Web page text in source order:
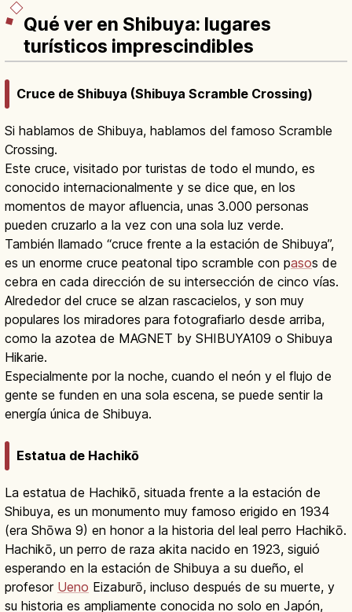
Qué ver en Shibuya: lugares
turísticos imprescindibles
Cruce de Shibuya (Shibuya Scramble Crossing)
Si hablamos de Shibuya, hablamos del famoso Scramble
Crossing.
Este cruce, visitado por turistas de todo el mundo, es
conocido internacionalmente y se dice que, en los
momentos de mayor afluencia, unas 3.000 personas
pueden cruzarlo a la vez con una sola luz verde.
También llamado “cruce frente a la estación de Shibuya”,
es un enorme cruce peatonal tipo scramble con pasos de
cebra en cada dirección de su intersección de cinco vías.
Alrededor del cruce se alzan rascacielos, y son muy
populares los miradores para fotografiarlo desde arriba,
como la azotea de MAGNET by SHIBUYA109 o Shibuya
Hikarie.
Especialmente por la noche, cuando el neón y el flujo de
gente se funden en una sola escena, se puede sentir la
energía única de Shibuya.
Estatua de Hachikō
La estatua de Hachikō, situada frente a la estación de
Shibuya, es un monumento muy famoso erigido en 1934
(era Shōwa 9) en honor a la historia del leal perro Hachikō.
Hachikō, un perro de raza akita nacido en 1923, siguió
esperando en la estación de Shibuya a su dueño, el
profesor Ueno Eizaburō, incluso después de su muerte, y
su historia es ampliamente conocida no solo en Japón,